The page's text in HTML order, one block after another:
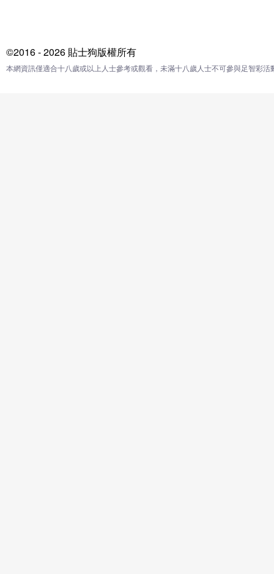
©2016 - 2026 貼士狗版權所有
本網資訊僅適合十八歲或以上人士參考或觀看，未滿十八歲人士不可參與足智彩